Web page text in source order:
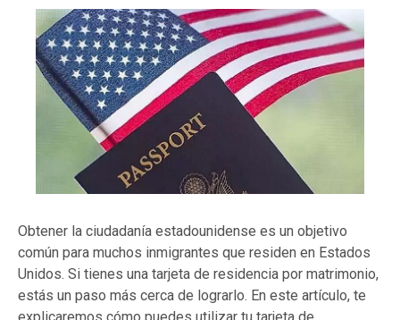
Obtener la ciudadanía estadounidense es un objetivo
común para muchos inmigrantes que residen en Estados
Unidos. Si tienes una tarjeta de residencia por matrimonio,
estás un paso más cerca de lograrlo. En este artículo, te